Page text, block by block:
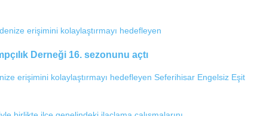
Derneği 16. sezonunu açtı
erişimini kolaylaştırmayı hedefleyen Seferihisar Engelsiz Eşit